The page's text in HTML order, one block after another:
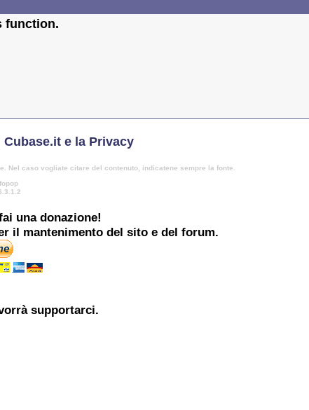
function.
Cubase.it e la Privacy
Nel caso vogliate citare del contenuto, indicatene sempre la fonte.
una donazione!
il mantenimento del sito e del forum.
supportarci.